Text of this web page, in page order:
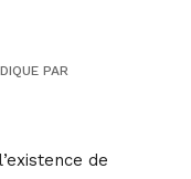
PAR
de